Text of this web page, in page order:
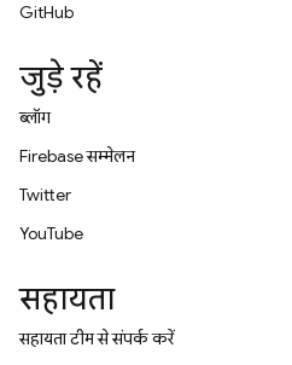
GitHub
जुड़े रहें
ब्लॉग
Firebase सम्मेलन
Twitter
YouTube
सहायता
सहायता टीम से संपर्क करें